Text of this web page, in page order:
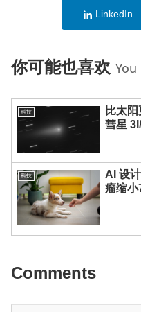
LinkedIn
你可能也喜欢
科技
比太
彗星
科技
AI 设
瘤缩小
Comments